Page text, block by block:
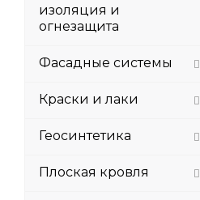
изоляция и
огнезащита
Фасадные системы
Краски и лаки
Геосинтетика
Плоская кровля